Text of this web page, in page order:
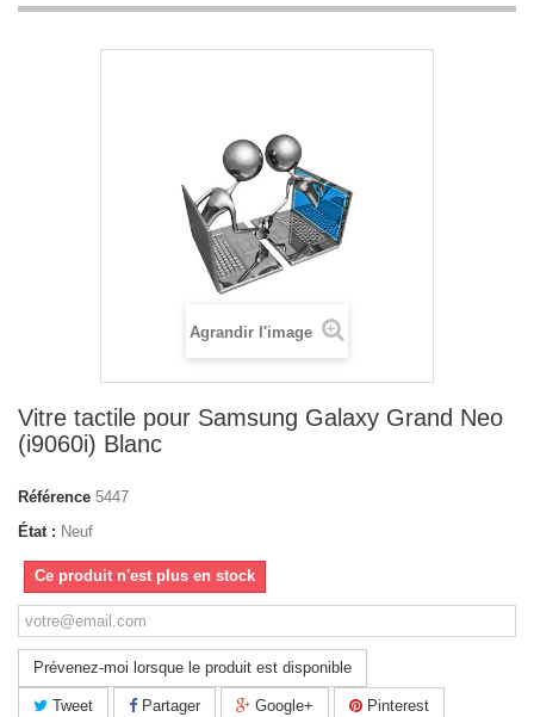
Agrandir l'image
Vitre tactile pour Samsung Galaxy Grand Neo
(i9060i) Blanc
Référence 5447
État : Neuf
Ce produit n'est plus en stock
Prévenez-moi lorsque le produit est disponible
Tweet Partager Google+ Pinterest